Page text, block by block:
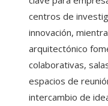
centros de
innovación,
arquitectónico
colaborativas,
espacios de
intercambio de